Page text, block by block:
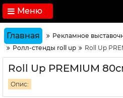
Меню
Главная
Рекламное
Ролл-стенды roll up
Roll Up
Roll Up PREMIUM
Опис: